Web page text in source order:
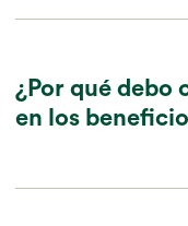
¿Por qué debo
en los